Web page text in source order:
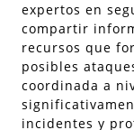
expertos en
compartir
recursos que
posibles
coordinada a
incidentes y